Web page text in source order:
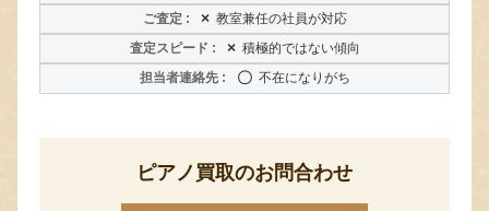
× 教室兼任の社員が対応
× 積極的ではない傾向
〇 不在になりがち
ピアノ買取のお問合わせ